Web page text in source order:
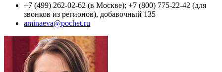
+7 (499) 262-02-62 (в Москве); +7 (800) 775-22-42 (для
звонков из регионов), добавочный 135
aminaeva@pochet.ru